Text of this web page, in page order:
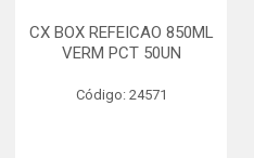
CX BOX REFEICAO 850ML
VERM PCT 50UN
Código: 24571